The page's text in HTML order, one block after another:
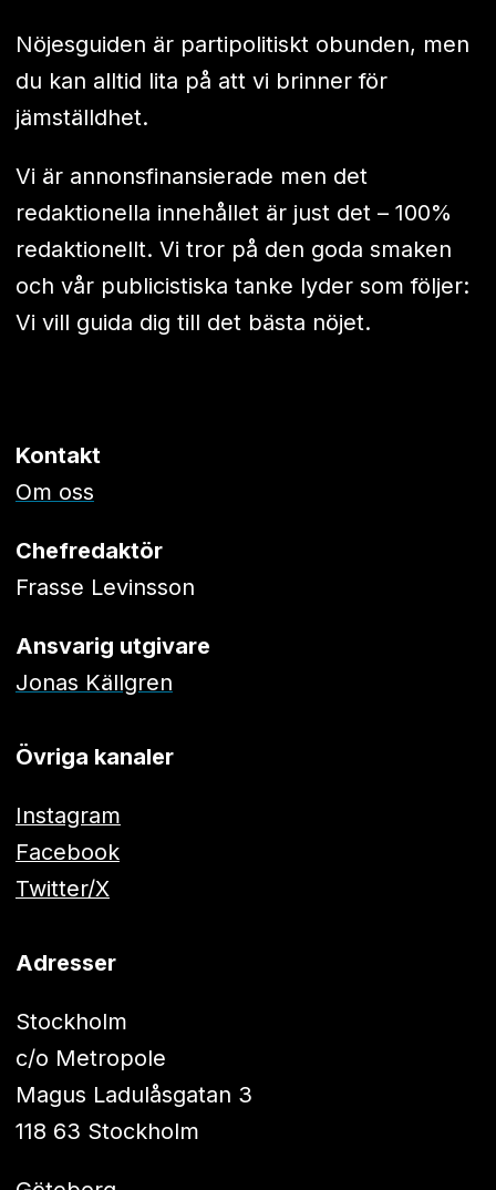
Nöjesguiden är partipolitiskt obunden, men
du kan alltid lita på att vi brinner för
jämställdhet.
Vi är annonsfinansierade men det
redaktionella innehållet är just det – 100%
redaktionellt. Vi tror på den goda smaken
och vår publicistiska tanke lyder som följer:
Vi vill guida dig till det bästa nöjet.
Kontakt
Om oss
Chefredaktör
Frasse Levinsson
Ansvarig utgivare
Jonas Källgren
Övriga kanaler
Instagram
Facebook
Twitter/X
Adresser
Stockholm
c/o Metropole
Magus Ladulåsgatan 3
118 63 Stockholm